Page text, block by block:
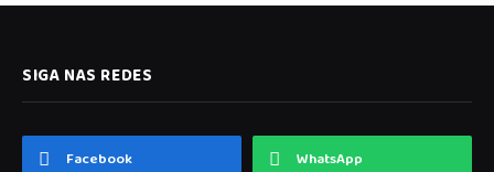
SIGA NAS REDES
Facebook WhatsApp